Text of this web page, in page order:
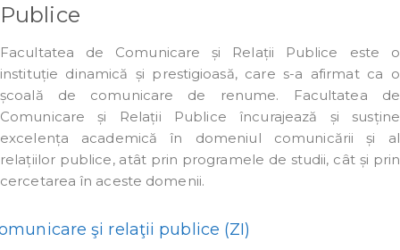
Publice
Facultatea de Comunicare și Relații Publice este o
instituție dinamică și prestigioasă, care s-a afirmat ca o
școală de comunicare de renume. Facultatea de
Comunicare și Relații Publice încurajează și susține
excelența academică în domeniul comunicării și al
relațiilor publice, atât prin programele de studii, cât și prin
cercetarea în aceste domenii.
şi relaţii publice (ZI)